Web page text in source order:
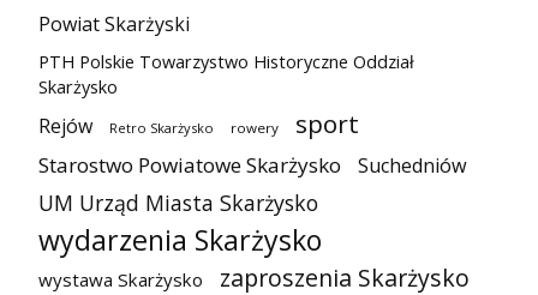
Powiat Skarżyski
PTH Polskie Towarzystwo Historyczne Oddział
Skarżysko
Rejów Retro Skarżysko rowery sport
Starostwo Powiatowe Skarżysko Suchedniów
UM Urząd Miasta Skarżysko
wydarzenia Skarżysko
wystawa Skarżysko zaproszenia Skarżysko